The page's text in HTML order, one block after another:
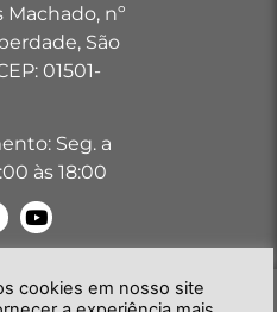
Machado, nº
São
01501-
Seg. a
às 18:00
direitos reservados à GOB-SP |
cookies em nosso site